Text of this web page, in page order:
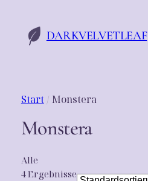
DARKVELVETLEAF
Start/ Monstera
Monstera
Alle
4 Ergebnisse